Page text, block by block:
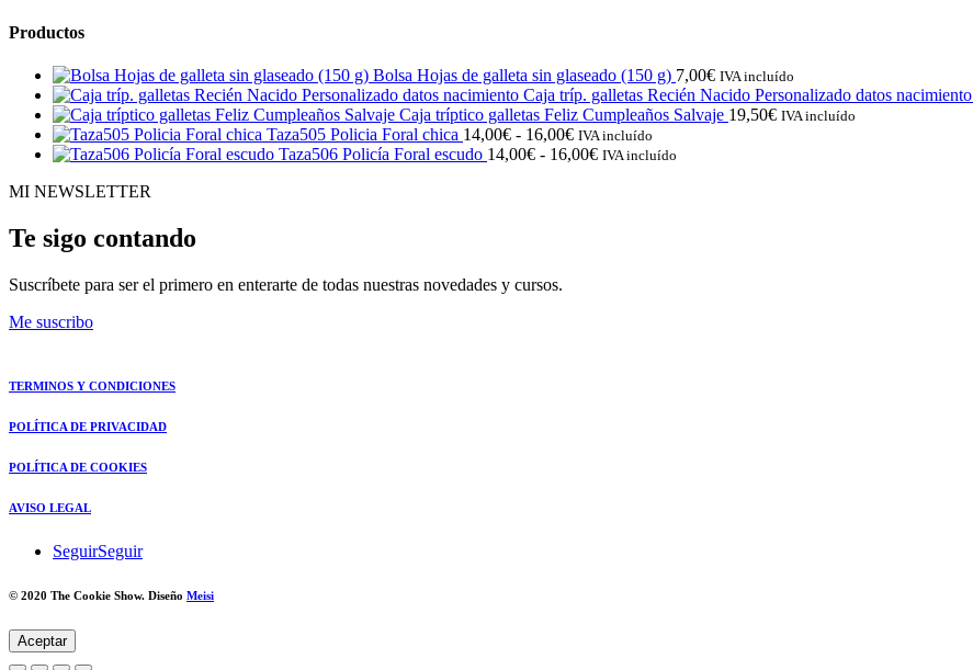
Productos
Bolsa Hojas de galleta sin glaseado (150 g) 7,00€ IVA incluído
Caja tríp. galletas Recién Nacido Personalizado datos nacimiento
Caja tríptico galletas Feliz Cumpleaños Salvaje 19,50€ IVA incluído
Taza505 Policia Foral chica 14,00€ - 16,00€Rango
de
IVA incluído
Taza506 Policía Foral escudo 14,00€ - 16,00€Rango
IVA incluído
MI NEWSLETTER
Te sigo contando
Suscríbete para ser el primero en enterarte de todas nuestras novedades y cursos.
Me suscribo
TERMINOS Y CONDICIONES
POLÍTICA DE PRIVACIDAD
POLÍTICA DE COOKIES
AVISO LEGAL
SeguirSeguir
© 2020 The Cookie Show. Diseño Meisi
Aceptar